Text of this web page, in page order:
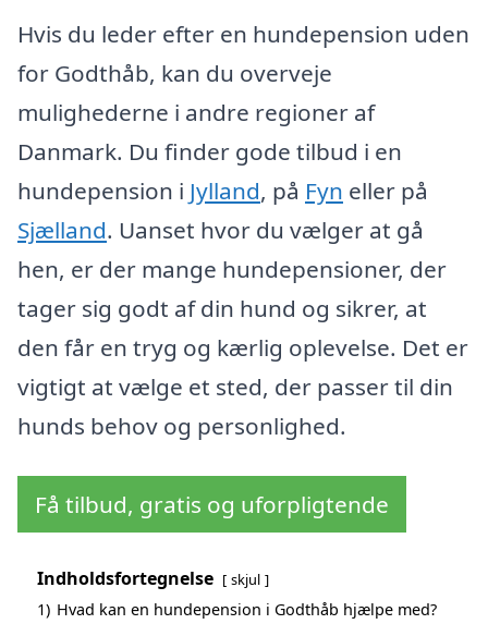
Hvis du leder efter en hundepension uden
for Godthåb, kan du overveje
mulighederne i andre regioner af
Danmark. Du finder gode tilbud i en
hundepension i Jylland, på Fyn eller på
Sjælland. Uanset hvor du vælger at gå
hen, er der mange hundepensioner, der
tager sig godt af din hund og sikrer, at
den får en tryg og kærlig oplevelse. Det er
vigtigt at vælge et sted, der passer til din
hunds behov og personlighed.
Få tilbud, gratis og uforpligtende
Indholdsfortegnelse skjul
1) Hvad kan en hundepension i Godthåb hjælpe med?